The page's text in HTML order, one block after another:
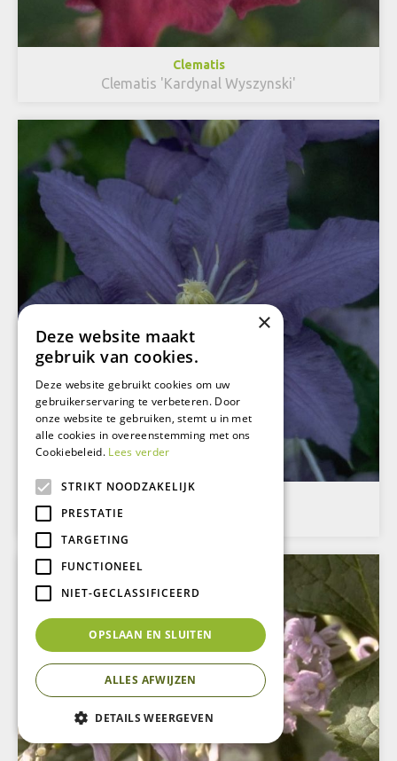
Clematis
Clematis 'Kardynal Wyszynski'
×
Deze website maakt
gebruik van cookies.
Deze website gebruikt cookies om uw
gebruikerservaring te verbeteren. Door
onze website te gebruiken, stemt u in met
alle cookies in overeenstemming met ons
Cookiebeleid. Lees verder
STRIKT NOODZAKELIJK
PRESTATIE
TARGETING
FUNCTIONEEL
NIET-GECLASSIFICEERD
OPSLAAN EN SLUITEN
ALLES AFWIJZEN
DETAILS WEERGEVEN